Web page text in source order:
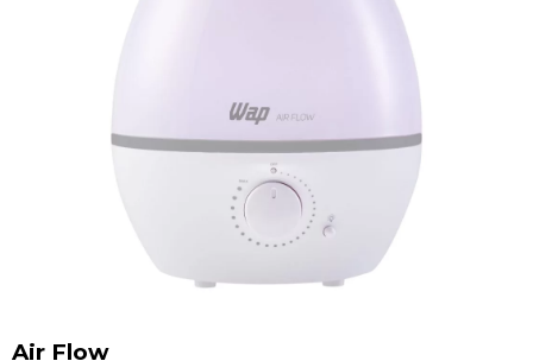
Air Flow